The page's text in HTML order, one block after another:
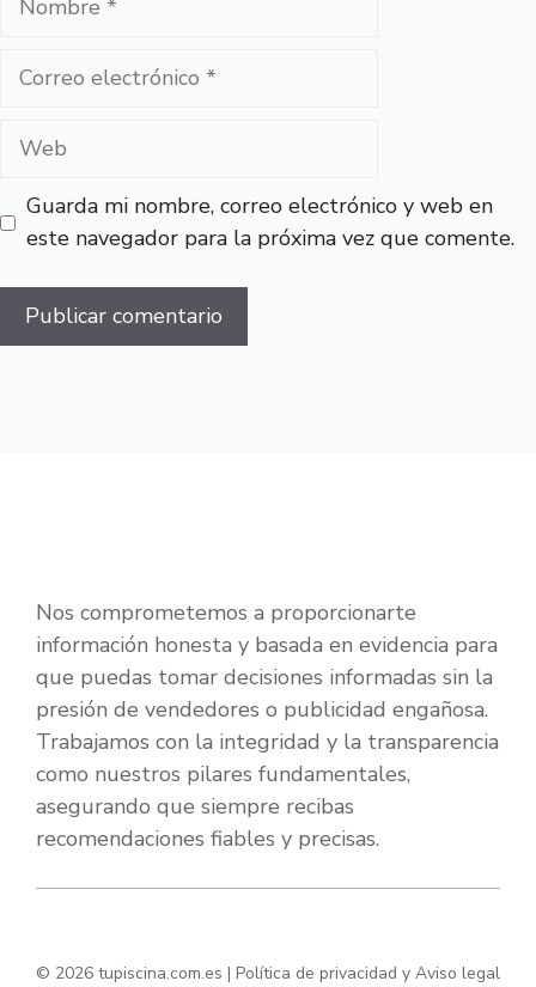
Correo
Web
Guarda mi nombre, correo electrónico y web en
este navegador para la próxima vez que comente.
Nos comprometemos a proporcionarte
información honesta y basada en evidencia para
que puedas tomar decisiones informadas sin la
presión de vendedores o publicidad engañosa.
Trabajamos con la integridad y la transparencia
como nuestros pilares fundamentales,
asegurando que siempre recibas
recomendaciones fiables y precisas.
© 2026 tupiscina.com.es | Política de privacidad y Aviso legal